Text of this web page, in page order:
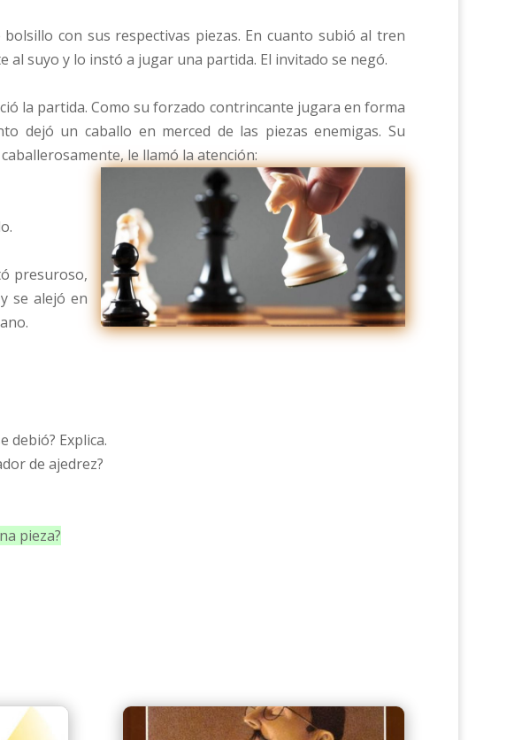
con sus respectivas piezas. En cuanto subió al tren
suyo y lo instó a jugar una partida. El invitado se negó.
la partida. Como su forzado contrincante jugara en forma
dejó un caballo en merced de las piezas enemigas. Su
le llamó la atención:
presuroso,
se alejó en
debió? Explica.
de ajedrez?
pieza?